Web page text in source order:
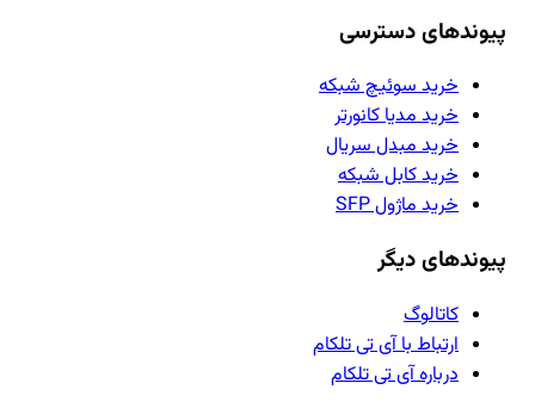
پیوندهای دسترسی
خرید سوئیچ شبکه
خرید مدیا کانورتر
خرید مبدل سریال
خرید کابل شبکه
خرید ماژول SFP
پیوندهای دیگر
کاتالوگ
ارتباط با آی تی تلکام
درباره آی تی تلکام